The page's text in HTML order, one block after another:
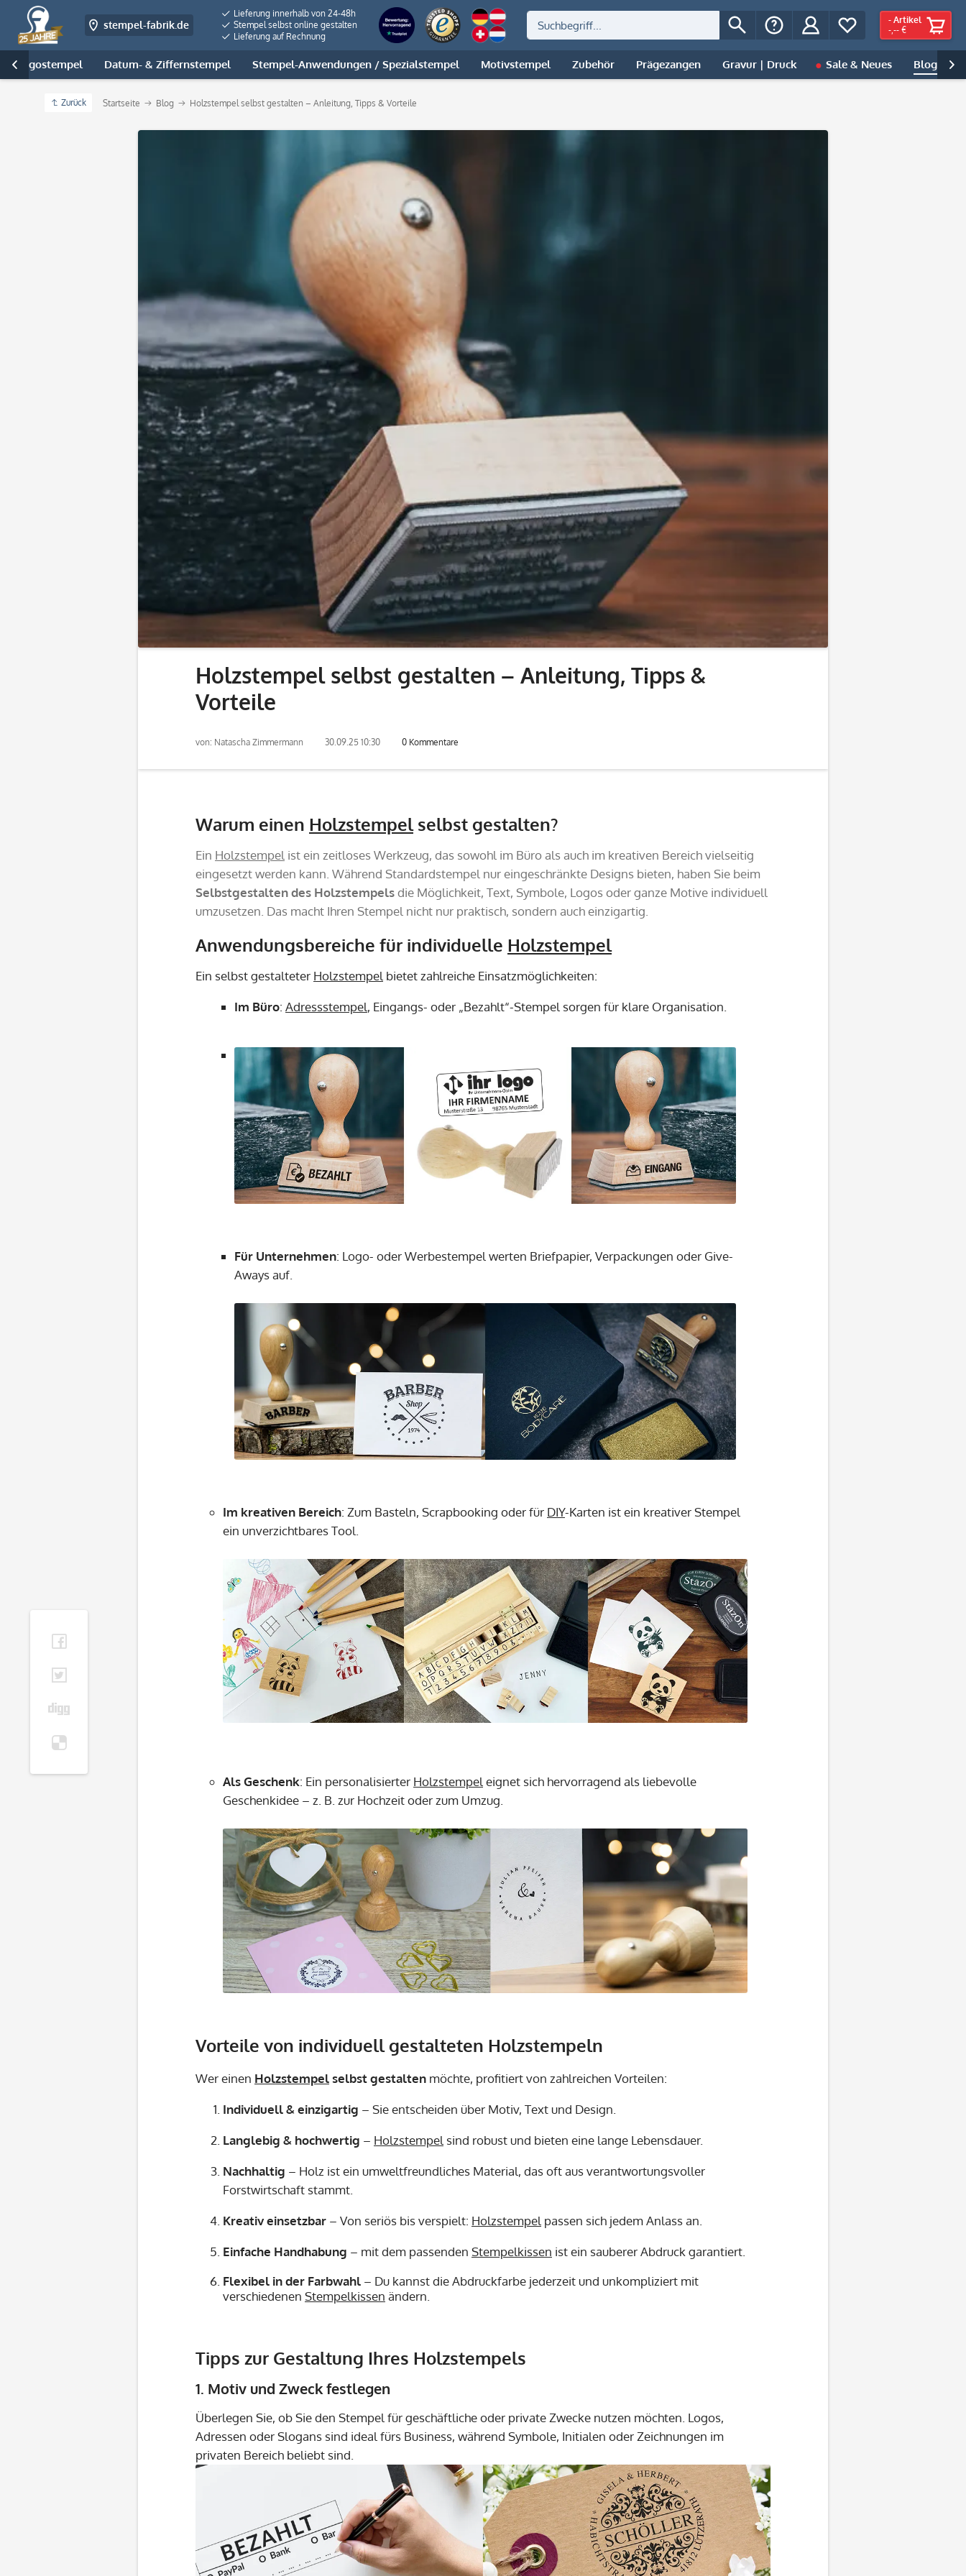
stempel-fabrik.de
Lieferung innerhalb von 24-48h
Stempel selbst online gestalten
Lieferung auf Rechnung
- Artikel
-,-- €
& Logostempel Datum- & Ziffernstempel Stempel-Anwendungen / Spezialstempel Motivstempel Zubehör Prägezangen Gravur | Druck Sale & Neues Blog
 
Zurück Startseite Blog Holzstempel selbst gestalten – Anleitung, Tipps & Vorteile
Holzstempel selbst gestalten – Anleitung, Tipps &
Vorteile
von: Natascha Zimmermann 30.09.25 10:30 0 Kommentare
Warum einen Holzstempelselbst gestalten?
Ein Holzstempel ist ein zeitloses Werkzeug, das sowohl im Büro als auch im kreativen Bereich vielseitig
eingesetzt werden kann. Während Standardstempel nur eingeschränkte Designs bieten, haben Sie beim
Selbstgestalten des Holzstempelsdie Möglichkeit, Text, Symbole, Logos oder ganze Motive individuell
umzusetzen. Das macht Ihren Stempel nicht nur praktisch, sondern auch einzigartig.
Anwendungsbereiche für individuelle Holzstempel
Ein selbst gestalteter Holzstempel bietet zahlreiche Einsatzmöglichkeiten:
Im Büro: Adressstempel, Eingangs- oder „Bezahlt“-Stempel sorgen für klare Organisation.
Für Unternehmen: Logo- oder Werbestempel werten Briefpapier, Verpackungen oder Give-
Aways auf.
Im kreativen Bereich: Zum Basteln, Scrapbooking oder für DIY-Karten ist ein kreativer Stempel
ein unverzichtbares Tool.
Als Geschenk: Ein personalisierter Holzstempeleignet sich hervorragend als liebevolle
Geschenkidee – z. B. zur Hochzeit oder zum Umzug.
Vorteile von individuell gestalteten Holzstempeln
Wer einen Holzstempelselbst gestalten möchte, profitiert von zahlreichen Vorteilen:
Individuell & einzigartig – Sie entscheiden über Motiv, Text und Design.
Langlebig & hochwertig – Holzstempel sind robust und bieten eine lange Lebensdauer.
Nachhaltig – Holz ist ein umweltfreundliches Material, das oft aus verantwortungsvoller
Forstwirtschaft stammt.
Kreativ einsetzbar – Von seriös bis verspielt: Holzstempel passen sich jedem Anlass an.
Einfache Handhabung – mit dem passenden Stempelkissen ist ein sauberer Abdruck garantiert.
Flexibel in der Farbwahl – Du kannst die Abdruckfarbe jederzeit und unkompliziert mit
verschiedenen Stempelkissen ändern.
Tipps zur Gestaltung Ihres Holzstempels
1. Motiv und Zweck festlegen
Überlegen Sie, ob Sie den Stempel für geschäftliche oder private Zwecke nutzen möchten. Logos,
Adressen oder Slogans sind ideal fürs Business, während Symbole, Initialen oder Zeichnungen im
privaten Bereich beliebt sind.